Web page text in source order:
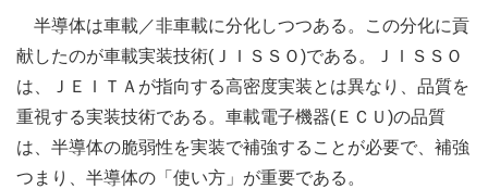
半導体は車載／非車載に分化しつつある。この分化に貢
献したのが車載実装技術(ＪＩＳＳＯ)である。ＪＩＳＳＯ
は、ＪＥＩＴＡが指向する高密度実装とは異なり、品質を
重視する実装技術である。車載電子機器(ＥＣＵ)の品質
は、半導体の脆弱性を実装で補強することが必要で、補強
つまり、半導体の「使い方」が重要である。